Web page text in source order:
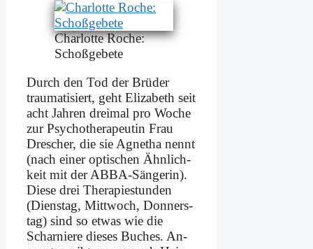
Char­lot­te Ro­che:
Schoß­ge­be­te
Durch den Tod der Brü­der
trau­ma­ti­siert, geht Eliza­beth seit
acht Jah­ren drei­mal pro Wo­che
zur Psy­cho­the­ra­peu­tin Frau
Dre­scher, die sie Agne­tha nennt
(nach ei­ner op­ti­schen Ähn­lich­
keit mit der AB­BA-Sän­ge­rin).
Die­se drei Therapie­stunden
(Diens­tag, Mitt­woch, Don­ners­
tag) sind so et­was wie die
Schar­nie­re die­ses Bu­ches. An­